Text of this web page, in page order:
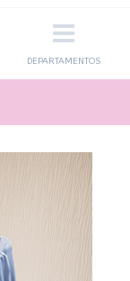
DEPARTAMENTOS